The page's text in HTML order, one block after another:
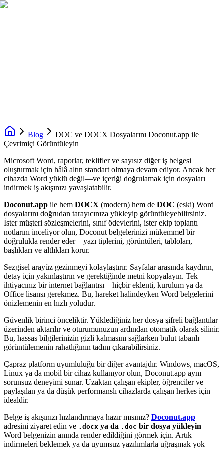
Blog
DOC ve DOCX Dosyalarını Doconut.app ile
Çevrimiçi Görüntüleyin
Microsoft Word, raporlar, teklifler ve sayısız diğer iş belgesi
oluşturmak için hâlâ altın standart olmaya devam ediyor. Ancak her
cihazda Word yüklü değil—ve içeriği doğrulamak için dosyaları
indirmek iş akışınızı yavaşlatabilir.
Doconut.app ile hem DOCX (modern) hem de DOC (eski) Word
dosyalarını doğrudan tarayıcınıza yükleyip görüntüleyebilirsiniz.
İster müşteri sözleşmelerini, sınıf ödevlerini, ister ekip toplantı
notlarını inceliyor olun, Doconut belgelerinizi mükemmel bir
doğrulukla render eder—yazı tiplerini, görüntüleri, tabloları,
başlıkları ve altlıkları korur.
Sezgisel arayüz gezinmeyi kolaylaştırır. Sayfalar arasında kaydırın,
detay için yakınlaştırın ve gerektiğinde metni kopyalayın. Tek
ihtiyacınız bir internet bağlantısı—hiçbir eklenti, kurulum ya da
Office lisansı gerekmez. Bu, hareket halindeyken Word belgelerini
önizlemenin en hızlı yoludur.
Güvenlik birinci önceliktir. Yüklediğiniz her dosya şifreli bağlantılar
üzerinden aktarılır ve oturumunuzun ardından otomatik olarak silinir.
Bu, hassas bilgilerinizin gizli kalmasını sağlarken bulut tabanlı
görüntülemenin rahatlığının tadını çıkarabilirsiniz.
Çapraz platform uyumluluğu bir diğer avantajdır. Windows, macOS,
Linux ya da mobil bir cihaz kullanıyor olun, Doconut.app aynı
sorunsuz deneyimi sunar. Uzaktan çalışan ekipler, öğrenciler ve
paylaşılan ya da düşük performanslı cihazlarda çalışan herkes için
idealdir.
Belge iş akışınızı hızlandırmaya hazır mısınız? Doconut.app
adresini ziyaret edin ve .docx ya da .doc bir dosya yükleyin
Word belgenizin anında render edildiğini görmek için. Artık
indirmeleri beklemek ya da uyumsuz yazılımlarla uğraşmak yok—